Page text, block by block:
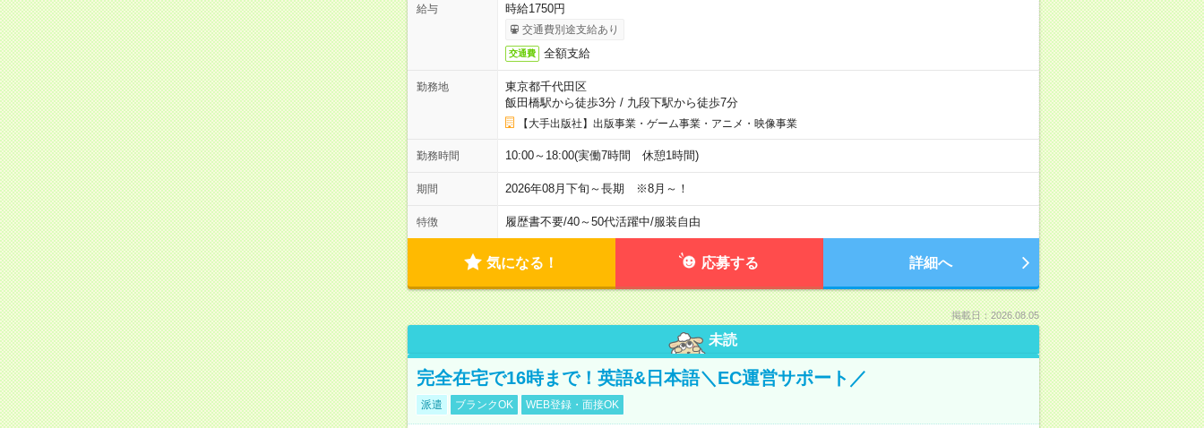
給与 時給1750円
交通費別途支給あり
交通費 全額支給
勤務地
東京都千代田区
飯田橋駅から徒歩3分/ 九段下駅から徒歩7分
【大手出版社】出版事業・ゲーム事業・アニメ・映像事業
勤務時間 10:00～18:00(実働7時間 休憩1時間)
期間 2026年08月下旬～長期 ※8月～！
特徴 履歴書不要/40～50代活躍中/服装自由
気になる！ 応募する 詳細へ
掲載日：2026.08.05
未読
完全在宅で16時まで！英語&日本語＼EC運営サポート／
派遣 ブランクOK WEB登録・面接OK